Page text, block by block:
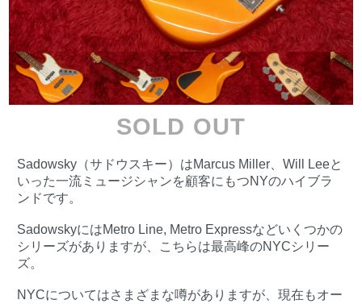
SOLD OUT
Sadowsky（サドウスキー）はMarcus Miller、Will Leeと
いった一流ミュージシャンを顧客にもつNYのハイブラ
ンドです。
SadowskyにはMetro Line, Metro Expressなどいくつかの
シリーズがありますが、こちらは最高峰のNYCシリー
ズ。
NYCについてはさまざまな噂がありますが、現在もオー